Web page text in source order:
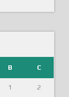
B C
1 2